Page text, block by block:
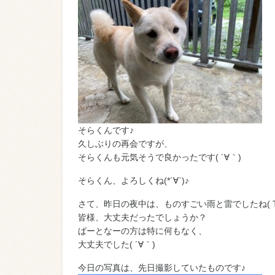
そらくんです♪
久しぶりの再会ですが、
そらくんも元気そうで良かったです( ´∀｀)
そらくん、よろしくね(*´∀`)♪
さて、昨日の夜中は、ものすごい雨と雷でしたね(
皆様、大丈夫だったでしょうか？
ぱーとなーの方は特に何もなく、
大丈夫でした( ´∀｀)
今日の写真は、先日撮影していたものです♪